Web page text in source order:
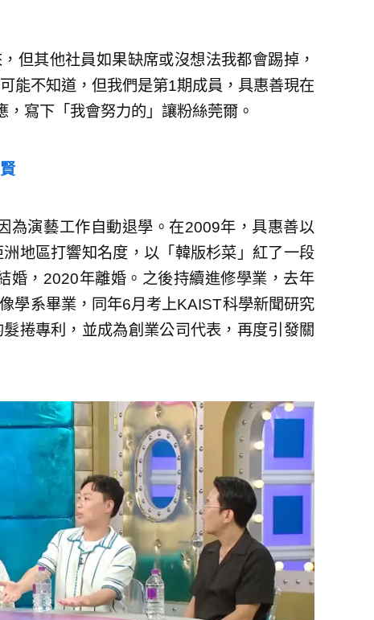
但其他社員如果缺席或沒想法我都會踢掉，
能不知道，但我們是第1期成員，具惠善現在
寫下「我會努力的」讓粉絲莞爾。
為演藝工作自動退學。在2009年，具惠善以
地區打響知名度，以「韓版杉菜」紅了一段
婚，2020年離婚。之後持續進修學業，去年
學系畢業，同年6月考上KAIST科學新聞研究
捲專利，並成為創業公司代表，再度引發關